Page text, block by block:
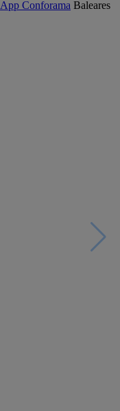
App Conforama Baleares